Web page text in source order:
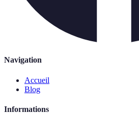
Navigation
Accueil
Blog
Informations